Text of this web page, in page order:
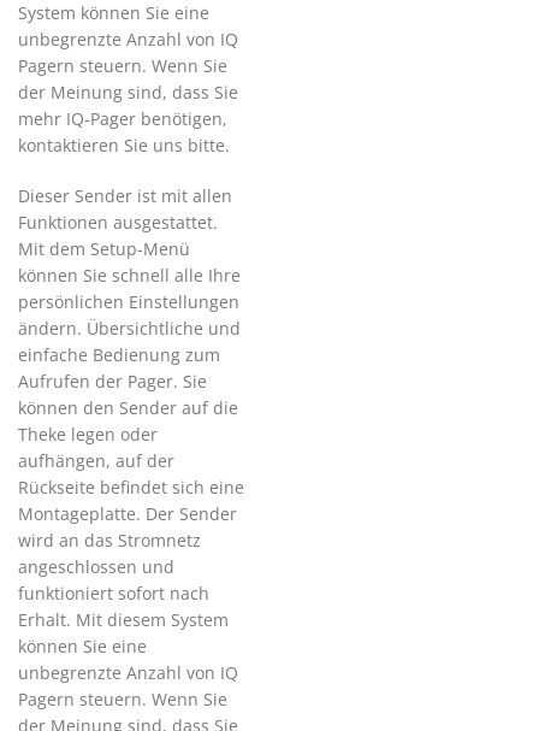
System können Sie eine
unbegrenzte Anzahl von IQ
Pagern steuern. Wenn Sie
der Meinung sind, dass Sie
mehr IQ-Pager benötigen,
kontaktieren Sie uns bitte.
Dieser Sender ist mit allen
Funktionen ausgestattet.
Mit dem Setup-Menü
können Sie schnell alle Ihre
persönlichen Einstellungen
ändern. Übersichtliche und
einfache Bedienung zum
Aufrufen der Pager. Sie
können den Sender auf die
Theke legen oder
aufhängen, auf der
Rückseite befindet sich eine
Montageplatte. Der Sender
wird an das Stromnetz
angeschlossen und
funktioniert sofort nach
Erhalt. Mit diesem System
können Sie eine
unbegrenzte Anzahl von IQ
Pagern steuern. Wenn Sie
der Meinung sind, dass Sie